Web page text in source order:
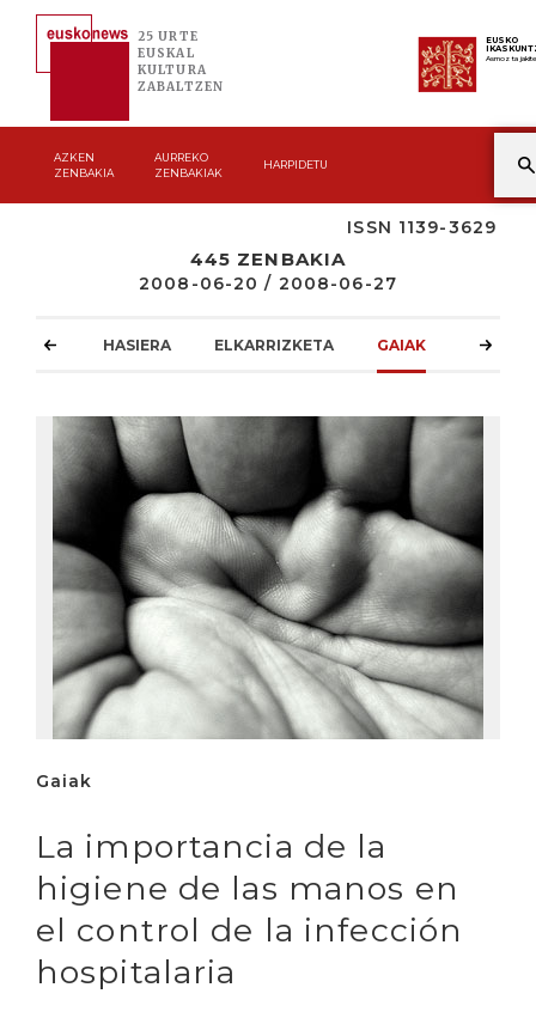
25 URTE
EUSKAL
KULTURA
ZABALTZEN
EUSKO
Asmoz ta
AZKEN
ZENBAKIA
AURREKO
ZENBAKIAK
HARPIDETU
ISSN 1139-3629
445 ZENBAKIA
2008-06-20 / 2008-06-27
HASIERA ELKARRIZKETA GAIAK
Gaiak
La importancia de la
higiene de las manos en
el control de la infección
hospitalaria